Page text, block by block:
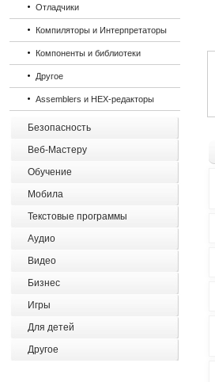
Отладчики
Компиляторы и Интерпретаторы
Компоненты и библиотеки
Другое
Assemblers и HEX-редакторы
Безопасность
Веб-Мастеру
Обучение
Мобила
Текстовые программы
Аудио
Видео
Бизнес
Игры
Для детей
Другое